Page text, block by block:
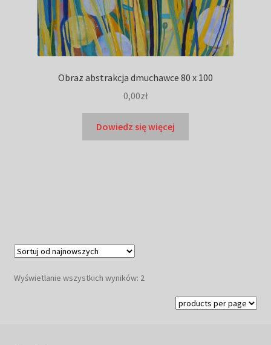
Obraz abstrakcja dmuchawce 80 x 100
0,00zł
Dowiedz się więcej
Wyświetlanie wszystkich wyników: 2Posortowane
najnowszych